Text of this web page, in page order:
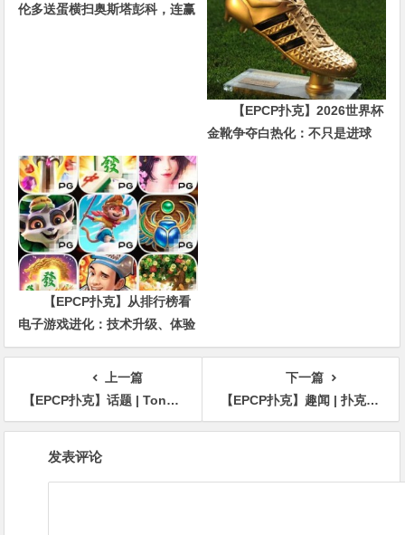
伦多送蛋横扫奥斯塔彭科，连赢
【EPCP扑克】2026世界杯
金靴争夺白热化：不只是进球
【EPCP扑克】从排行榜看
电子游戏进化：技术升级、体验
创新与未来趋势
上一篇
【EPCP扑克】话题 | Tony G在两手残酷的牌局中输掉125万
下一篇
【EPCP扑克】趣闻 | 扑克犯罪惊悚片《Dead Money》预告片发布
发表评论